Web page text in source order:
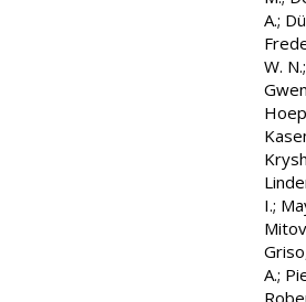
A.;
W. N.;
I.;
A.;